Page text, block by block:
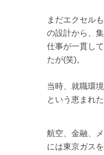
まだエクセル
の設計から、
仕事が一貫し
たが(笑)。
当時、就職環
という恵まれ
航空、金融、
には東京ガス